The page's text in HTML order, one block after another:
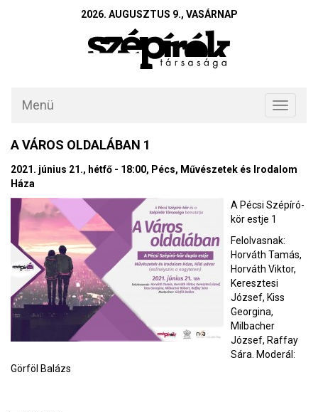
2026. AUGUSZTUS 9., VASÁRNAP
Toggle
Menü
A VÁROS OLDALÁBAN 1
2021. június 21., hétfő - 18:00, Pécs, Művészetek és Irodalom
Háza
A Pécsi Szépíró-
kör estje 1
Felolvasnak:
Horváth Tamás,
Horváth Viktor,
Keresztesi
József, Kiss
Georgina,
Milbacher
József, Raffay
Sára. Moderál:
Görföl Balázs